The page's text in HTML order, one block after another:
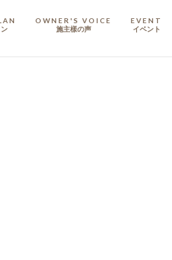
OWNER'S VOICE
施主樣の声
EVENT
イベント